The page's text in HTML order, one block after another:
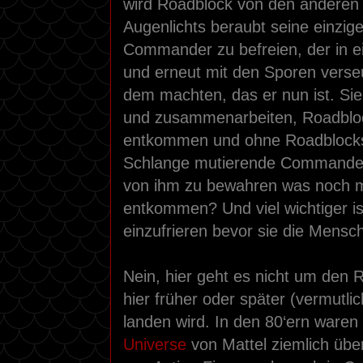
wird Roadblock von den
Augenlichts beraubt seine
Commander zu befreien, der in
und erneut mit den Sporen
dem machten, das er nun ist.
und zusammenarbeiten,
entkommen und ohne
Schlange mutierende
von ihm zu bewahren was noch
entkommen? Und viel wichtiger
einzufrieren bevor sie die
Nein, hier geht es nicht um den
hier früher oder später
landen wird. In den 80‘ern
Universe von Mattel ziemlich